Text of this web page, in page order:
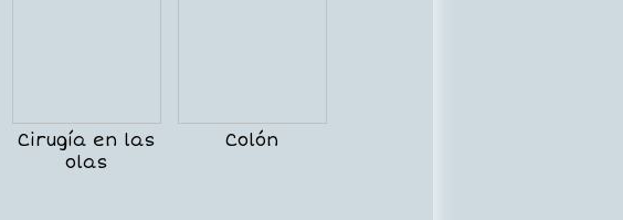
Cirugía en las
olas
Colón